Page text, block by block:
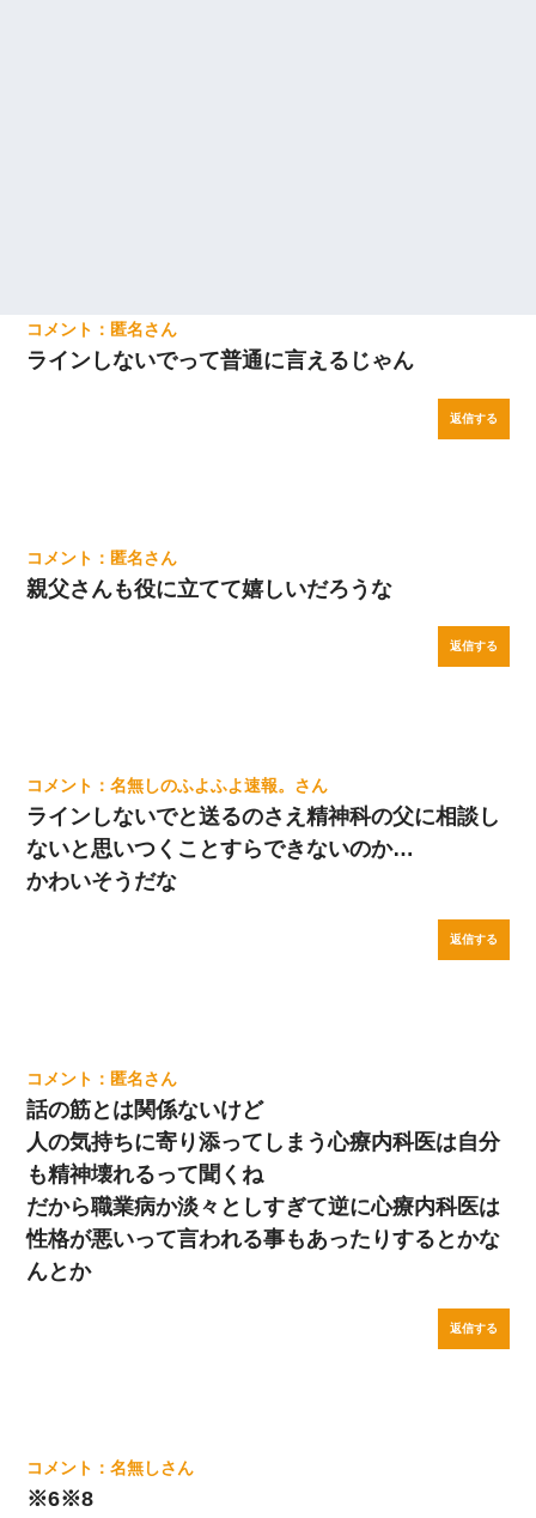
匿名
ラインしないでって普通に言えるじゃん
返信する
匿名
親父さんも役に立てて嬉しいだろうな
返信する
名無しのふよふよ速報。
ラインしないでと送るのさえ精神科の父に相談し
ないと思いつくことすらできないのか…
かわいそうだな
返信する
匿名
話の筋とは関係ないけど
人の気持ちに寄り添ってしまう心療内科医は自分
も精神壊れるって聞くね
だから職業病か淡々としすぎて逆に心療内科医は
性格が悪いって言われる事もあったりするとかな
んとか
返信する
名無し
※6※8